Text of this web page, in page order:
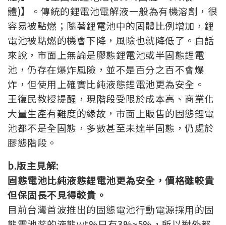
體)】。傳統的鋰電池電解液一般為有機溶劑，很
容易被點燃；隨著鋰電池中的固體比例增加，鋰
電池被點燃的機會下降，風險也就降低了。白話
來說，市面上無論是膠態鋰電池或半固態鋰電
池，仍存在爆炸風險，並不是百分之百不會爆
炸，但使用上確實比純液態鋰電池更為安全。
王復民教授提醒，現階段受限於成本高、商業化
大量生產有難度的緣故，市面上販售的固態鋰電
池都不是全固態，多數甚至未達半固態，仍處於
膠態階段。
b.版主見解:
固態電池比純液態鋰電池更為安全，價格雖較貴
但保固長不見得較貴。
目前台灣首波推出的固態電池行動電源採用的固